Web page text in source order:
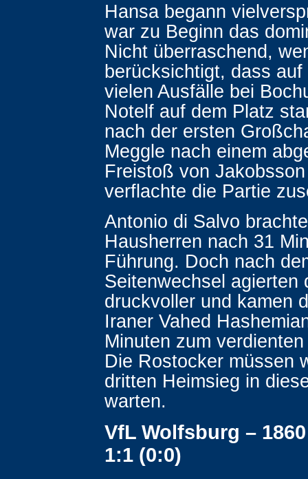
Hansa begann
war zu Beginn das
Nicht überraschend,
berücksichtigt, dass auf
vielen Ausfälle bei
Notelf auf dem Platz
nach der ersten
Meggle nach einem
Freistoß von
verflachte die Partie
Antonio di Salvo
Hausherren nach 31
Führung. Doch nach
Seitenwechsel agierten
druckvoller und kamen
Iraner Vahed
Minuten zum
Die Rostocker müssen
dritten Heimsieg in
warten.
VfL Wolfsburg –
1:1 (0:0)